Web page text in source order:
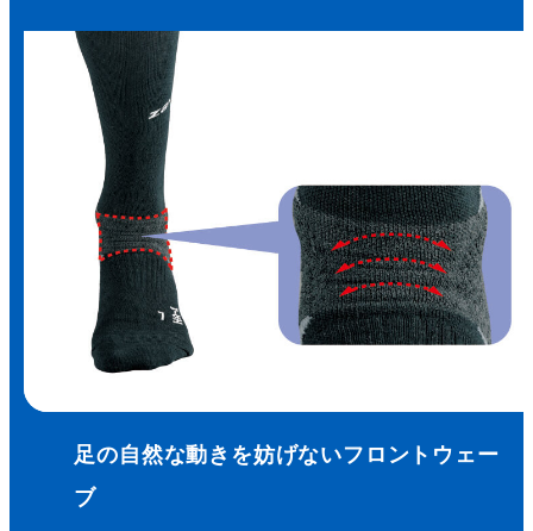
足の自然な動きを妨げないフロントウェー
ブ